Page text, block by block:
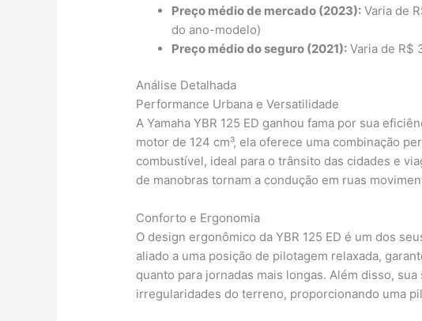
Preço médio de mercado (2023): Varia de
do ano-modelo)
Preço médio do seguro (2021): Varia de R$
Análise Detalhada
Performance Urbana e Versatilidade
A Yamaha YBR 125 ED ganhou fama por sua
motor de 124 cm³, ela oferece uma combinação
combustível, ideal para o trânsito das cidades e
de manobras tornam a condução em ruas
Conforto e Ergonomia
O design ergonômico da YBR 125 ED é um dos
aliado a uma posição de pilotagem relaxada,
quanto para jornadas mais longas. Além disso,
irregularidades do terreno, proporcionando uma